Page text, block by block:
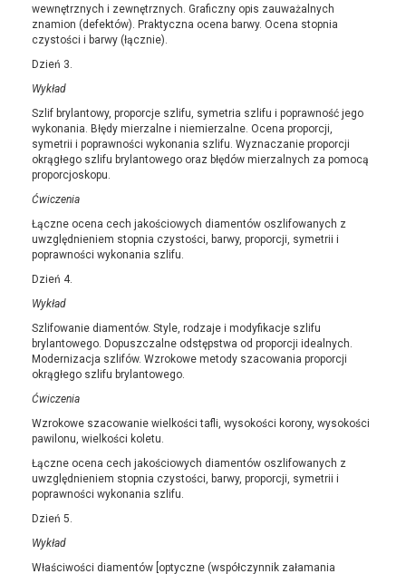
wewnętrznych i zewnętrznych. Graficzny opis zauważalnych
znamion (defektów). Praktyczna ocena barwy. Ocena stopnia
czystości i barwy (łącznie).
Dzień 3.
Wykład
Szlif brylantowy, proporcje szlifu, symetria szlifu i poprawność jego
wykonania. Błędy mierzalne i niemierzalne. Ocena proporcji,
symetrii i poprawności wykonania szlifu. Wyznaczanie proporcji
okrągłego szlifu brylantowego oraz błędów mierzalnych za pomocą
proporcjoskopu.
Ćwiczenia
Łączne ocena cech jakościowych diamentów oszlifowanych z
uwzględnieniem stopnia czystości, barwy, proporcji, symetrii i
poprawności wykonania szlifu.
Dzień 4.
Wykład
Szlifowanie diamentów. Style, rodzaje i modyfikacje szlifu
brylantowego. Dopuszczalne odstępstwa od proporcji idealnych.
Modernizacja szlifów. Wzrokowe metody szacowania proporcji
okrągłego szlifu brylantowego.
Ćwiczenia
Wzrokowe szacowanie wielkości tafli, wysokości korony, wysokości
pawilonu, wielkości koletu.
Łączne ocena cech jakościowych diamentów oszlifowanych z
uwzględnieniem stopnia czystości, barwy, proporcji, symetrii i
poprawności wykonania szlifu.
Dzień 5.
Wykład
Właściwości diamentów [optyczne (współczynnik załamania